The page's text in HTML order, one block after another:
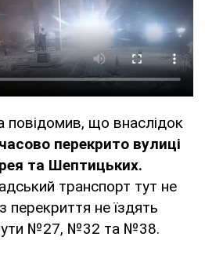
повідомив, що внаслідок
перекрито вулиці
та Шептицьких.
транспорт тут не
перекриття не їздять
№27, №32 та №38.